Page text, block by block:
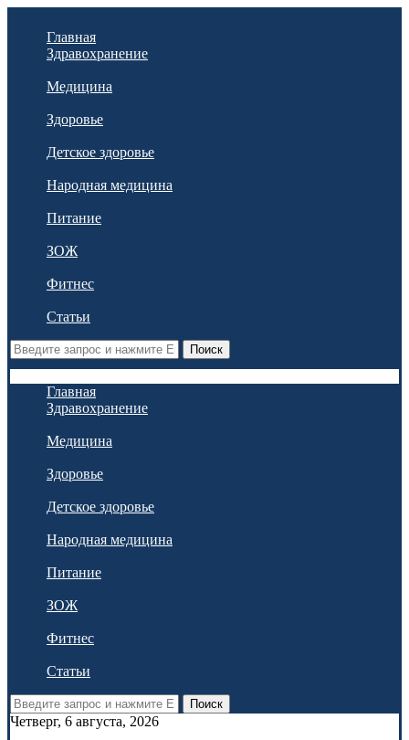
Главная
Здравохранение
Медицина
Здоровье
Детское здоровье
Народная медицина
Питание
ЗОЖ
Фитнес
Статьи
Поиск
Главная
Здравохранение
Медицина
Здоровье
Детское здоровье
Народная медицина
Питание
ЗОЖ
Фитнес
Статьи
Поиск
Четверг, 6 августа, 2026